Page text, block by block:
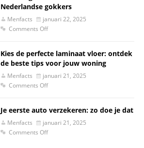
Nederlandse gokkers
Menfacts
januari 22, 2025
Comments Off
Kies de perfecte laminaat vloer: ontdek
de beste tips voor jouw woning
Menfacts
januari 21, 2025
Comments Off
Je eerste auto verzekeren: zo doe je dat
Menfacts
januari 21, 2025
Comments Off